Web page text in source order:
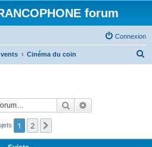
forum
Connexion
Cinéma du coin
c
Rechercher
1 2